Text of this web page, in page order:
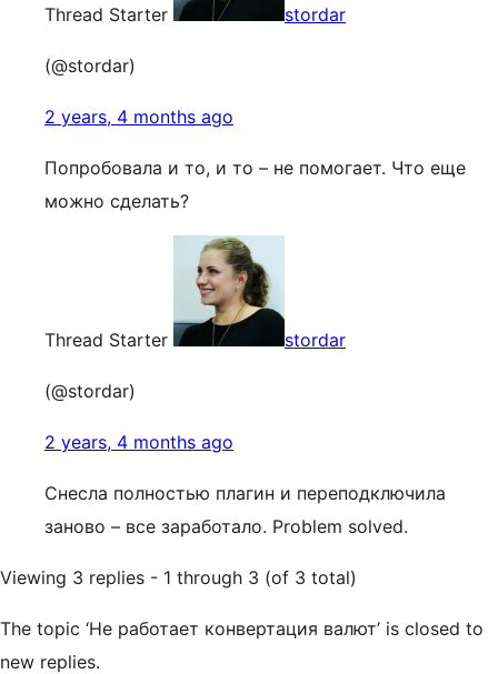
Thread Starter stordar
(@stordar)
2 years, 4 months ago
Попробовала и то, и то – не помогает. Что еще
можно сделать?
Thread Starter stordar
(@stordar)
2 years, 4 months ago
Снесла полностью плагин и переподключила
заново – все заработало. Problem solved.
Viewing 3 replies - 1 through 3 (of 3 total)
The topic ‘Не работает конвертация валют’ is closed to
new replies.